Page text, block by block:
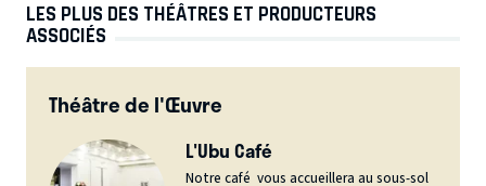
LES PLUS DES THÉÂTRES ET PRODUCTEURS
ASSOCIÉS
Théâtre de l'Œuvre
L'Ubu Café
Notre café vous accueillera au sous-sol